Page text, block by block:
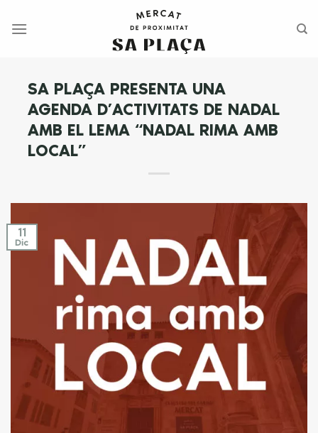
SA PLAÇA PRESENTA UNA
AGENDA D’ACTIVITATS DE NADAL
AMB EL LEMA “NADAL RIMA AMB
LOCAL”
11
Dic